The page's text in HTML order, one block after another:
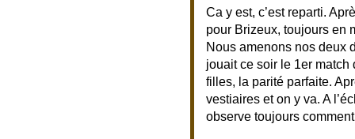
Ca y est, c’est reparti.
pour Brizeux, toujours en
Nous amenons nos deux
jouait ce soir le 1er match
filles, la parité parfaite.
vestiaires et on y va. A
observe toujours